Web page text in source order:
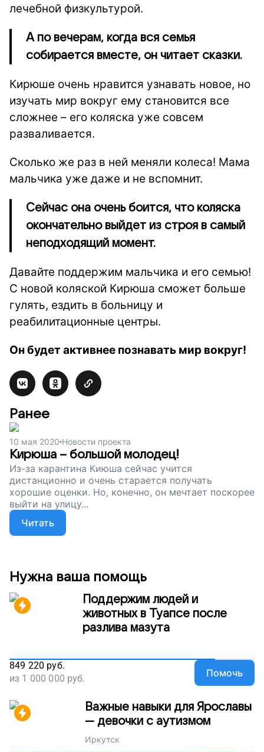
лечебной физкультурой.
А по вечерам, когда вся семья
собирается вместе, он читает сказки.
Кирюше очень нравится узнавать новое, но
изучать мир вокруг ему становится все
сложнее – его коляска уже совсем
разваливается.
Сколько же раз в ней меняли колеса! Мама
мальчика уже даже и не вспомнит.
Сейчас она очень боится, что коляска
окончательно выйдет из строя в самый
неподходящий момент.
Давайте поддержим мальчика и его семью!
С новой коляской Кирюша сможет больше
гулять, ездить в больницу и
реабилитационные центры.
Он будет активнее познавать мир вокруг!
Ранее
10 мая 2020 Новости проекта
Кирюша – большой молодец!
Из-за карантина Киюша сейчас учится
дистанционно и очень старается получать
хорошие оценки. Но, конечно, он мечтает поскорее
выйти на улицу...
Читать
Нужна ваша помощь
Поддержим людей и
животных в Туапсе после
разлива мазута
849 220 руб.
из 1 000 000 руб. Помочь
Важные навыки для Ярославы
— девочки с аутизмом
Иркутск